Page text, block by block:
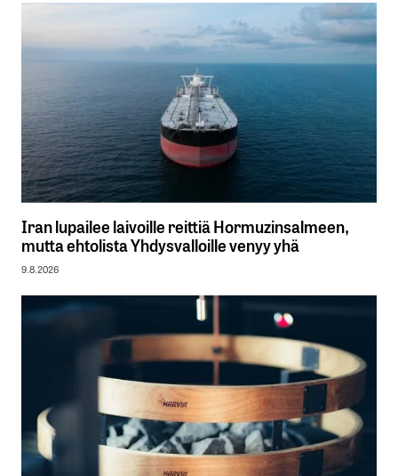
Iran lupailee laivoille reittiä Hormuzinsalmeen,
mutta ehtolista Yhdysvalloille venyy yhä
9.8.2026